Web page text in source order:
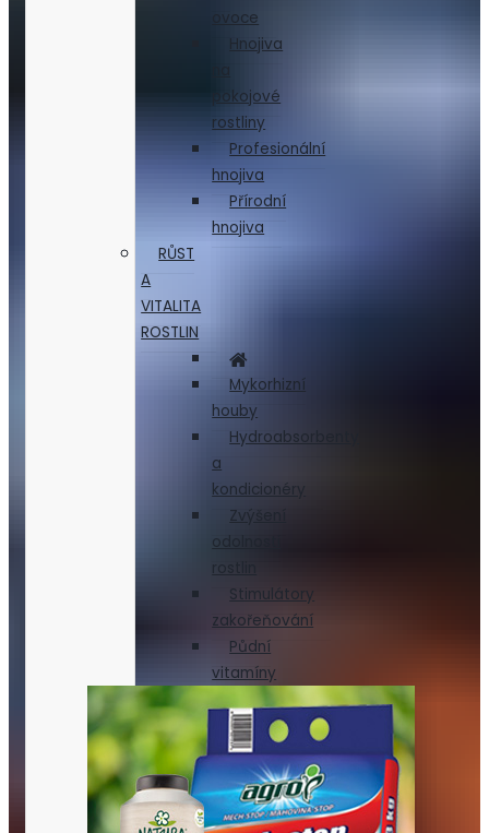
ovoce
Hnojiva
pokojové
rostliny
Profesionální
hnojiva
Přírodní
hnojiva
RŮST
A
VITALITA
ROSTLIN
Mykorhizní
houby
Hydroabsorbenty
a
kondicionéry
Zvýšení
odolnosti
rostlin
Stimulátory
zakořeňování
Půdní
vitamíny